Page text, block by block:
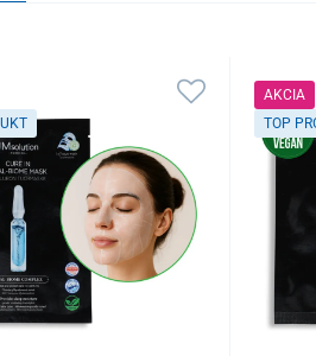
AKCIA
TOP